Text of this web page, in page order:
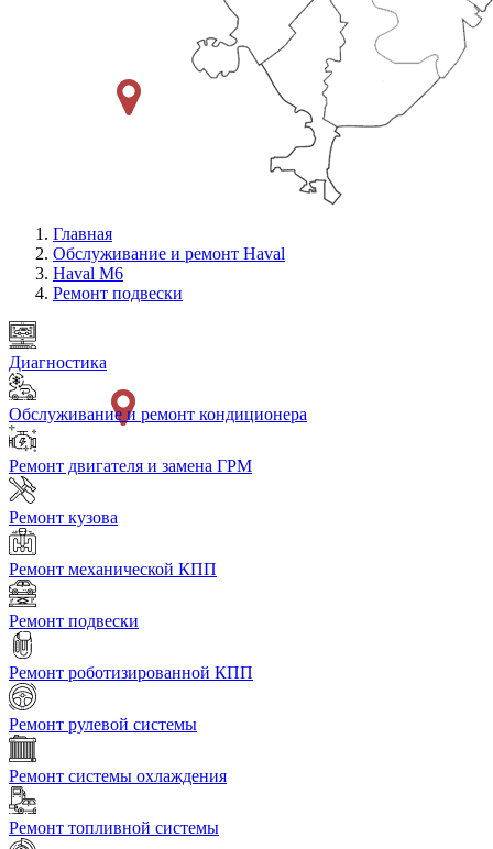
Главная
Обслуживание и ремонт Haval
Haval M6
Ремонт подвески
Диагностика
Обслуживание и ремонт кондиционера
Ремонт двигателя и замена ГРМ
Ремонт кузова
Ремонт механической КПП
Ремонт подвески
Ремонт роботизированной КПП
Ремонт рулевой системы
Ремонт системы охлаждения
Ремонт топливной системы